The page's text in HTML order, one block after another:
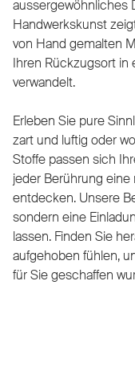
aussergewöhnliches
Handwerkskunst
von Hand gemalten
Ihren Rückzugsort in
verwandelt.
Erleben Sie pure
zart und luftig oder
Stoffe passen sich
jeder Berührung
entdecken. Unsere
sondern eine
lassen. Finden Sie
aufgehoben fühlen,
für Sie geschaffen